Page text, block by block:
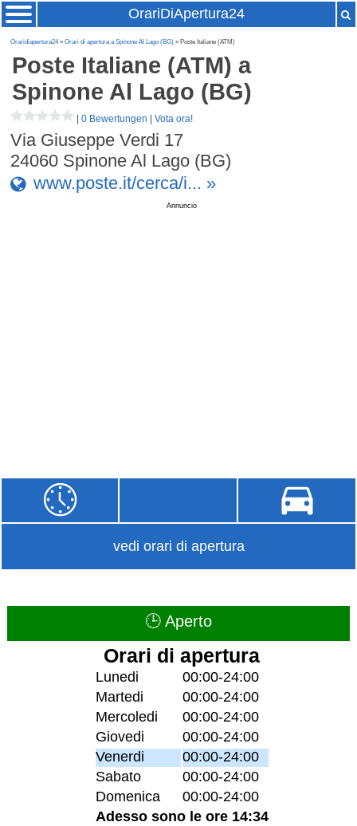
OrariDiApertura24
Oraridiapertura24»Orari di apertura a Spinone Al Lago (BG) » Poste Italiane (ATM)
Poste Italiane (ATM) a
Spinone Al Lago (BG)
|0 Bewertungen |Vota ora!
Via Giuseppe Verdi 17
24060 Spinone Al Lago (BG)
www.poste.it/cerca/i... »
Annuncio
vedi orari di apertura
🕒 Aperto
Orari di apertura
Lunedi
00:00-24:00
Martedi
00:00-24:00
Mercoledi
00:00-24:00
Giovedi
00:00-24:00
Venerdi
00:00-24:00
Sabato
00:00-24:00
Domenica
00:00-24:00
Adesso sono le ore 14:34